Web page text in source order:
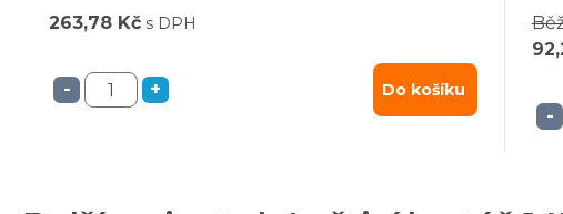
263,78 Kč s DPH
- + Do košíku
-